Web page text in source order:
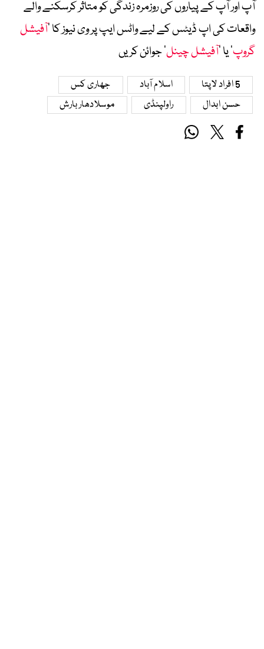
آپ اور آپ کے پیاروں کی روزمرہ زندگی کو متاثر کرسکنے والے
واقعات کی اپ ڈیٹس کے لیے واٹس ایپ پر وی نیوز کا ’آفیشل
گروپ‘ یا ’آفیشل چینل‘ جوائن کریں
5 افراد لاپتا اسلام آباد
جھاری کس
حسن ابدال
راولپنڈی موسلادھار بارش